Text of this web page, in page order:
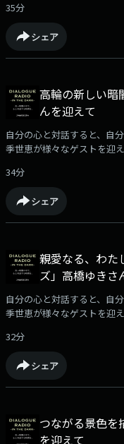
3月にオープンした「ニュウ
た新たな街づくりに挑戦す
をお迎えしました。収録場
ダイアログ・イン・ザ・ダ
35分
シェア
高輪の新しい暗
んを迎えて
自分の心と対話すると、自
季世恵が様々なゲストを迎
ン高輪・MIMUREにオープ
が手がける「5-1=∞Lab.」で
34分
シェア
親愛なる、わた
ズ」高橋ゆきさ
自分の心と対話すると、自
季世恵が様々なゲストを迎
高橋ゆきさんをお迎えしまし
32分
シェア
つながる景色を
を迎えて